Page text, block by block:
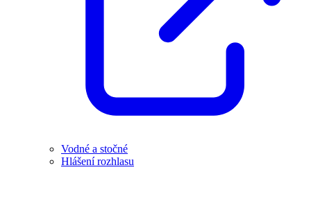
Vodné a stočné
Hlášení rozhlasu